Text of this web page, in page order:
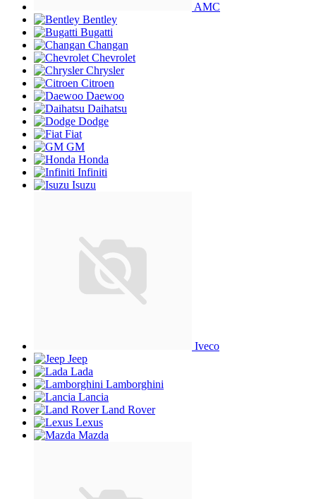
AMC
Bentley
Bugatti
Changan
Chevrolet
Chrysler
Citroen
Daewoo
Daihatsu
Dodge
Fiat
GM
Honda
Infiniti
Isuzu
Iveco
Jeep
Lada
Lamborghini
Lancia
Land Rover
Lexus
Mazda